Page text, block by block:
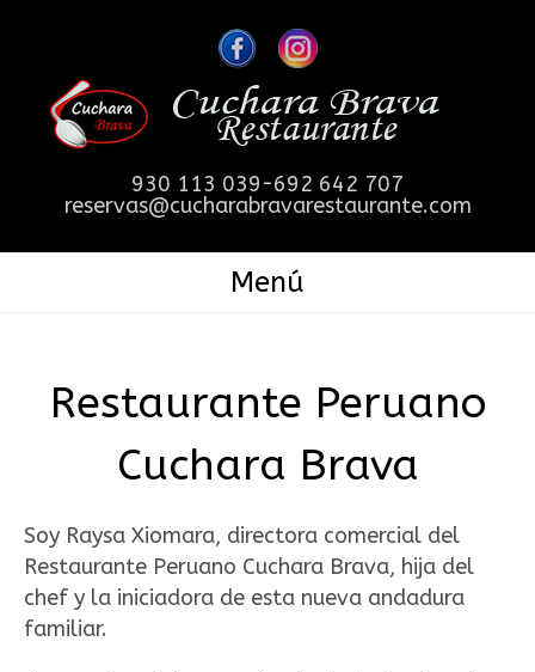
930 113 039-692 642 707
reservas@cucharabravarestaurante.com
Menú
Restaurante Peruano
Cuchara Brava
Soy Raysa Xiomara, directora comercial del
Restaurante Peruano Cuchara Brava, hija del
chef y la iniciadora de esta nueva andadura
familiar.